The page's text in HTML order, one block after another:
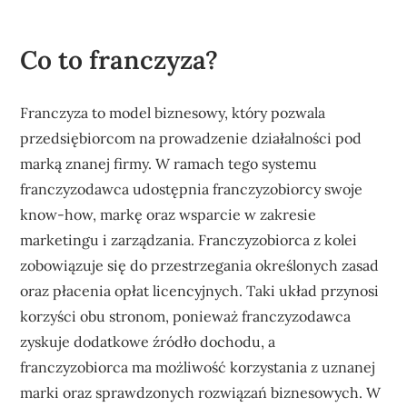
Co to franczyza?
Franczyza to model biznesowy, który pozwala
przedsiębiorcom na prowadzenie działalności pod
marką znanej firmy. W ramach tego systemu
franczyzodawca udostępnia franczyzobiorcy swoje
know-how, markę oraz wsparcie w zakresie
marketingu i zarządzania. Franczyzobiorca z kolei
zobowiązuje się do przestrzegania określonych zasad
oraz płacenia opłat licencyjnych. Taki układ przynosi
korzyści obu stronom, ponieważ franczyzodawca
zyskuje dodatkowe źródło dochodu, a
franczyzobiorca ma możliwość korzystania z uznanej
marki oraz sprawdzonych rozwiązań biznesowych. W